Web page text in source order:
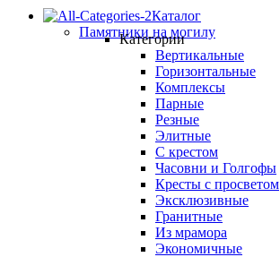
Каталог
Памятники на могилу
Категории
Вертикальные
Горизонтальные
Комплексы
Парные
Резные
Элитные
С крестом
Часовни и Голгофы
Кресты с просветом
Эксклюзивные
Гранитные
Из мрамора
Экономичные